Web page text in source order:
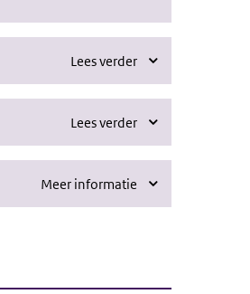
Lees verder
Lees verder
Meer informatie